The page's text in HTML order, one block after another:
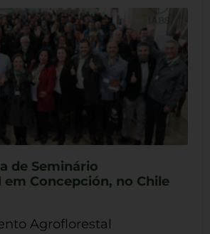
de Seminário
Concepción, no Chile
Agroflorestal